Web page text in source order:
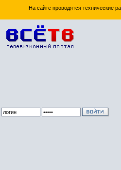
На сайте проводятся технические